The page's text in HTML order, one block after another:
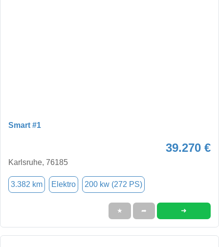
Smart #1
39.270 €
Karlsruhe, 76185
3.382 km Elektro 200 kw (272 PS)
★ ➦ ➜